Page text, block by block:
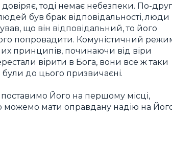
тоді немає небезпеки. По-
був брак відповідальності, люди
що він відповідальний, то його
попровадити. Комуністичний
принципів, починаючи від віри
вірити в Бога, вони все ж таки
до цього призвичаєні.
Його на першому місці,
можемо мати оправдану надію на